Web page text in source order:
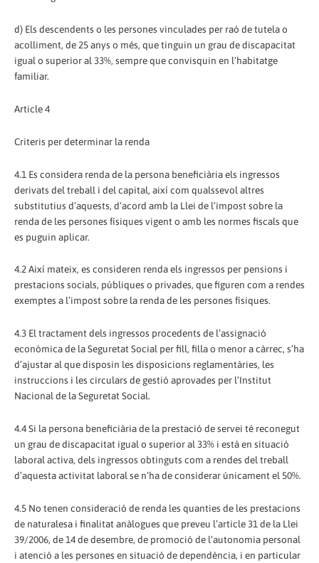
d) Els descendents o les persones vinculades per raó de tutela o
acolliment, de 25 anys o més, que tinguin un grau de discapacitat
igual o superior al 33%, sempre que convisquin en l’habitatge
familiar.
Article 4
Criteris per determinar la renda
4.1 Es considera renda de la persona beneficiària els ingressos
derivats del treball i del capital, així com qualssevol altres
substitutius d’aquests, d’acord amb la Llei de l’impost sobre la
renda de les persones físiques vigent o amb les normes fiscals que
es puguin aplicar.
4.2 Així mateix, es consideren renda els ingressos per pensions i
prestacions socials, públiques o privades, que figuren com a rendes
exemptes a l’impost sobre la renda de les persones físiques.
4.3 El tractament dels ingressos procedents de l’assignació
econòmica de la Seguretat Social per fill, filla o menor a càrrec, s’ha
d’ajustar al que disposin les disposicions reglamentàries, les
instruccions i les circulars de gestió aprovades per l’Institut
Nacional de la Seguretat Social.
4.4 Si la persona beneficiària de la prestació de servei té reconegut
un grau de discapacitat igual o superior al 33% i està en situació
laboral activa, dels ingressos obtinguts com a rendes del treball
d’aquesta activitat laboral se n’ha de considerar únicament el 50%.
4.5 No tenen consideració de renda les quanties de les prestacions
de naturalesa i finalitat anàlogues que preveu l’article 31 de la Llei
39/2006, de 14 de desembre, de promoció de l’autonomia personal
i atenció a les persones en situació de dependència, i en particular